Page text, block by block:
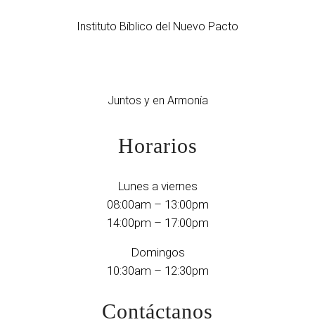
Instituto Bíblico del Nuevo Pacto
Juntos y en Armonía
Horarios
Lunes a viernes
08:00am – 13:00pm
14:00pm – 17:00pm
Domingos
10:30am – 12:30pm
Contáctanos